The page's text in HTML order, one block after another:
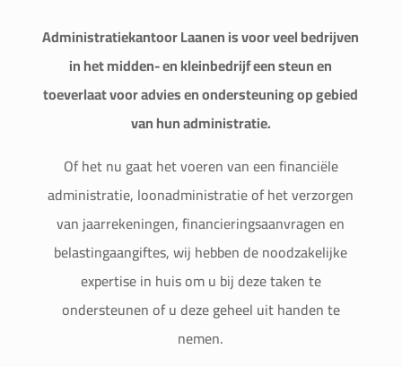
Administratiekantoor Laanen is voor veel bedrijven
in het midden- en kleinbedrijf een steun en
toeverlaat voor advies en ondersteuning op gebied
van hun administratie.
Of het nu gaat het voeren van een financiële
administratie, loonadministratie of het verzorgen
van jaarrekeningen, financieringsaanvragen en
belastingaangiftes, wij hebben de noodzakelijke
expertise in huis om u bij deze taken te
ondersteunen of u deze geheel uit handen te
nemen.